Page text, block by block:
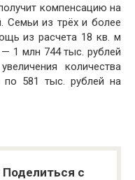
компенсацию на
Семьи из трёх и более
из расчета 18 кв. м
1 млн 744 тыс. рублей
количества
по 581 тыс. рублей на
Поделиться с